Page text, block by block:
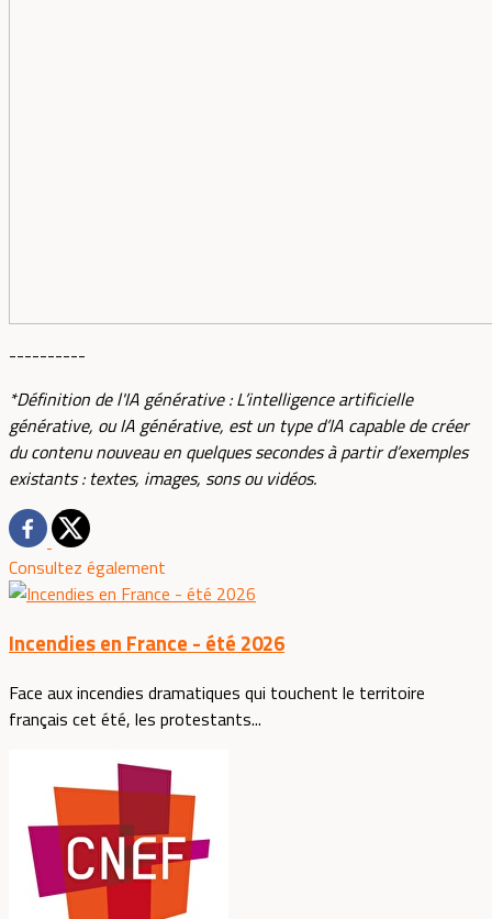
----------
*Définition de l'IA générative : L’intelligence artificielle
générative, ou IA générative, est un type d’IA capable de créer
du contenu nouveau en quelques secondes à partir d’exemples
existants : textes, images, sons ou vidéos.
Consultez également
Incendies en France - été 2026
Face aux incendies dramatiques qui touchent le territoire
français cet été, les protestants...